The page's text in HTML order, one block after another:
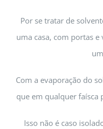
Por se tratar de
uma casa, com portas
Com a evaporação do
que em qualquer faísca
Isso não é caso